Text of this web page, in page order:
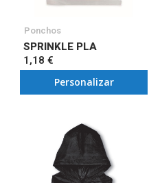
Ponchos
SPRINKLE PLA
1,18 €
Personalizar